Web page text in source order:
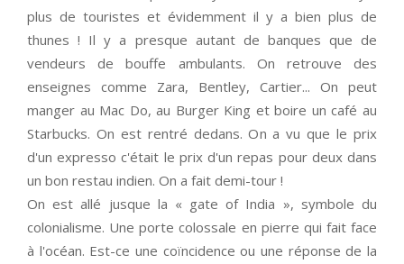
plus de touristes et évidemment il y a bien plus de
thunes ! Il y a presque autant de banques que de
vendeurs de bouffe ambulants. On retrouve des
enseignes comme Zara, Bentley, Cartier... On peut
manger au Mac Do, au Burger King et boire un café au
Starbucks. On est rentré dedans. On a vu que le prix
d'un expresso c'était le prix d'un repas pour deux dans
un bon restau indien. On a fait demi-tour !
On est allé jusque la « gate of India », symbole du
colonialisme. Une porte colossale en pierre qui fait face
à l'océan. Est-ce une coïncidence ou une réponse de la